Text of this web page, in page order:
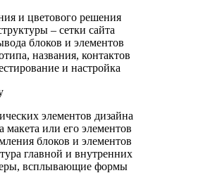
и цветового решения
– сетки сайта
блоков и элементов
названия, контактов
и настройка
элементов дизайна
макета или его элементов
блоков и элементов
главной и внутренних
всплывающие формы